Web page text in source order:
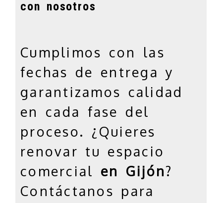
con nosotros
jumbotron
Cumplimos con las
fechas de entrega y
garantizamos calidad
en cada fase del
proceso. ¿Quieres
renovar tu espacio
comercial en Gijón?
Contáctanos para